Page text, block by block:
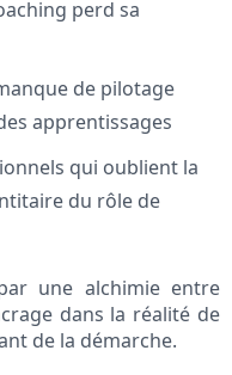
perd sa
de pilotage
apprentissages
qui oublient la
du rôle de
une alchimie entre
dans la réalité de
de la démarche.